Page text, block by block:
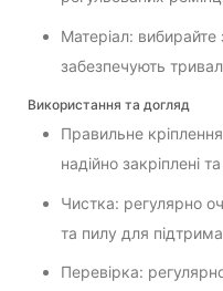
Матеріал: вибирайте
забезпечують
Використання та догляд
Правильне
надійно закріплені
Чистка: регулярно
та пилу для
Перевірка: